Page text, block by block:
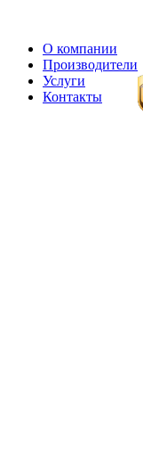
О компании
Производители
Услуги
Контакты